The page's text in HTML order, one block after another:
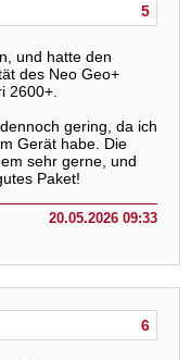
5
und hatte den
des Neo Geo+
2600+.
gering, da ich
Gerät habe. Die
sehr gerne, und
Paket!
20.05.2026 09:33
6